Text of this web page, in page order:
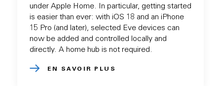
under Apple Home. In particular, getting started
is easier than ever: with iOS 18 and an iPhone
15 Pro (and later), selected Eve devices can
now be added and controlled locally and
directly. A home hub is not required.
EN SAVOIR PLUS